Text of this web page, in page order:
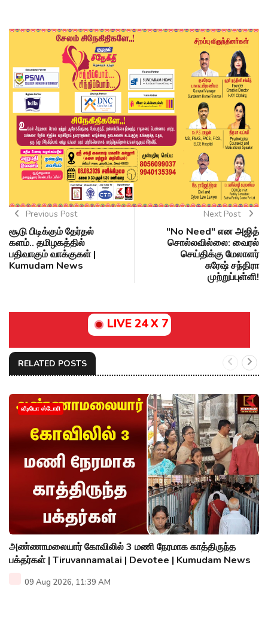
Previous Post
சூடு பிடிக்கும் தேர்தல்
களம்.. தமிழகத்தில்
பதிவாகும் வாக்குகள் |
Kumudam News
Next Post
"No Need" என அஜித்
சொல்லவில்லை: வைரல்
செய்திக்கு மேலாளர்
சுரேஷ் சந்திரா
முற்றுப்புள்ளி!
LIVE 24 X 7
RELATED POSTS
வீடியோ ஸ்டோரி
அண்ணாமலையார் கோவிலில் 3 மணி நேரமாக காத்திருந்த
பக்தர்கள் | Tiruvannamalai | Devotee | Kumudam News
09 Aug 2026, 11:39 AM